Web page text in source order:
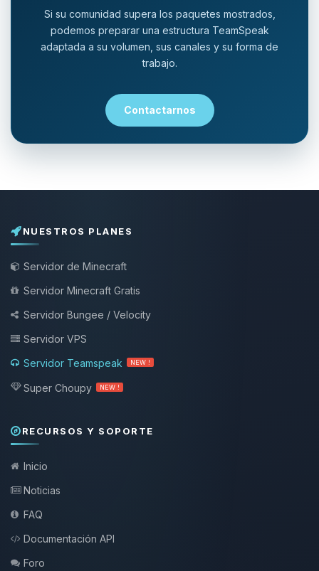
Si su comunidad supera los paquetes mostrados,
podemos preparar una estructura TeamSpeak
adaptada a su volumen, sus canales y su forma de
trabajo.
Contactarnos
NUESTROS PLANES
Servidor de Minecraft
Servidor Minecraft Gratis
Servidor Bungee / Velocity
Servidor VPS
Servidor Teamspeak
NEW !
Super Choupy NEW !
RECURSOS Y SOPORTE
Inicio
Noticias
FAQ
Documentación API
Foro